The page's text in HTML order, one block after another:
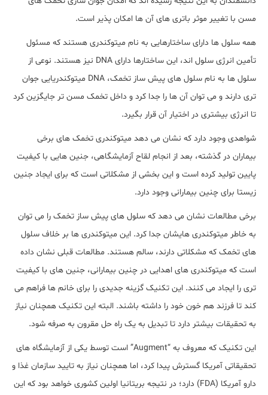
مسن با تغییر موثر باتری های آن ها امکان پذیر است.
همه سلول ها دارای ساختارهایی به نام میتوکندری هستند که مسئول
تأمین انرژی سلول اند، این ساختارها دارای DNA نیز هستند. نوعی از
سلول ها به نام سلول های پیش ساز تخمک، DNA میتوکندریایی جوان
تری دارند و می توان آن ها را جدا کرد و داخل تخمک مسن تر جایگزین کرد
تا انرژی بیشتری در اختیار آن قرار بگیرد.
شواهدی وجود دارد که نشان می دهد میتوکندری تخمک های برخی
بیماران در گذشته، بعد از انجام لقاح آزمایشگاهی، جنین هایی با کیفیت
پایین تولید کرده است و این بخشی از مشکلاتی است که برای ایجاد جنین
زیستا برای چنین بیمارانی وجود دارد.
برخی مطالعات نشان می دهد که سلول های پیش ساز تخمک را می توان
به خاطر میتوکندری هایشان جدا کرد. این میتوکندری ها بر خلاف سلول
های تخمک که مشکلاتی دارند، سالم هستند. مطالعات قبلی نشان داده
است که میتوکندری های اهدایی در چنین بیمارانی، جنین های با کیفیت
تری را ایجاد می کنند. این تکنیک گزینه جدیدی را برای خانم ها فراهم می
کند تا فرزند هم خون خود را داشته باشند. البته این تکنیک همچنان نیاز
به تحقیقات بیشتر دارد تا تبدیل به یک راه حل مقرون به صرفه شود.
این تکنیک که معروف به “Augment” است توسط یکی از آزمایشگاه های
تحقیقاتی آمریکا گسترش پیدا کرد، اما همچنان نیاز به تایید سازمان غذا و
دارو آمریکا (FDA) دارد؛ در نتیجه بریتانیا اولین کشوری خواهد بود که این